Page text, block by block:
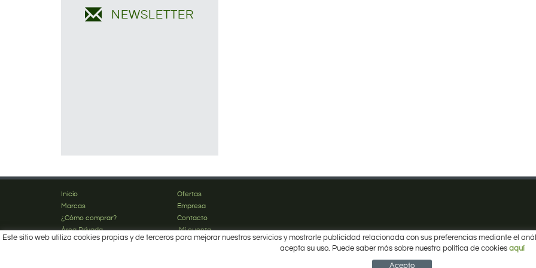
NEWSLETTER
Inicio
Ofertas
Marcas
Empresa
¿Cómo comprar?
Contacto
Área Privada
Mi cuenta
Este sitio web utiliza cookies propias y de terceros para mejorar nuestros servicios y mostrarle publicidad relacionada con sus preferencias mediante el
acepta su uso. Puede saber más sobre nuestra política de cookies aquí
Acepto